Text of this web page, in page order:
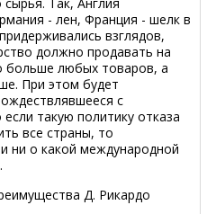
- лен, Франция - шелк в
взглядов,
должно продавать на
любых товаров, а
При этом будет
с
такую политику отказа
все страны, то
ни о какой международной
Д. Рикардо